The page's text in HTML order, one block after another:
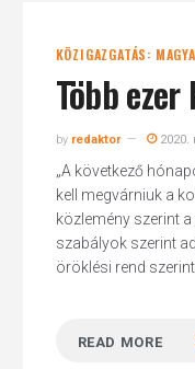
KÖZIGAZGATÁS:
Több
by redaktor 2020.
„A következő
kell megvárniuk a
közlemény szerint
szabályok szerint
öröklési rend szerint
READ MORE